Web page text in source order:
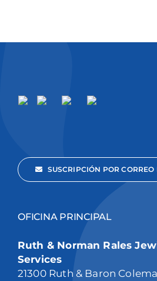
SUSCRIPCIÓN POR CORREO
OFICINA PRINCIPAL
Ruth & Norman Rales
Services
21300 Ruth & Baron